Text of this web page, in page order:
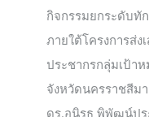
กิจกรรมยกระดับทั
ภายใต้โครงการส่
ประชากรกลุ่มเป้า
จังหวัดนครราชสีม
ดร.อนิรุธ พิพัฒน์ป